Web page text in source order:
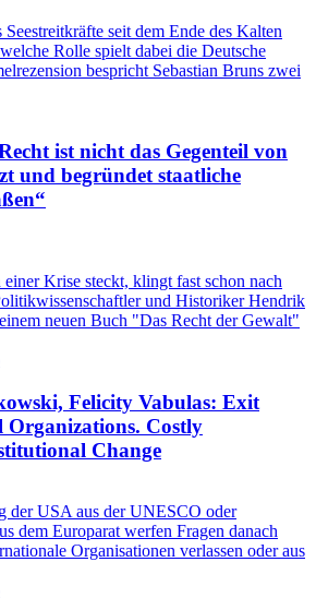
seit dem Ende des Kalten
Rolle spielt dabei die Deutsche
bespricht Sebastian Bruns zwei
ist nicht das Gegenteil von
und begründet staatliche
Krise steckt, klingt fast schon nach
und Historiker Hendrik
neuen Buch "Das Recht der Gewalt"
Felicity Vabulas: Exit
Costly
Change
der USA aus der UNESCO oder
dem Europarat werfen Fragen danach
Organisationen verlassen oder aus